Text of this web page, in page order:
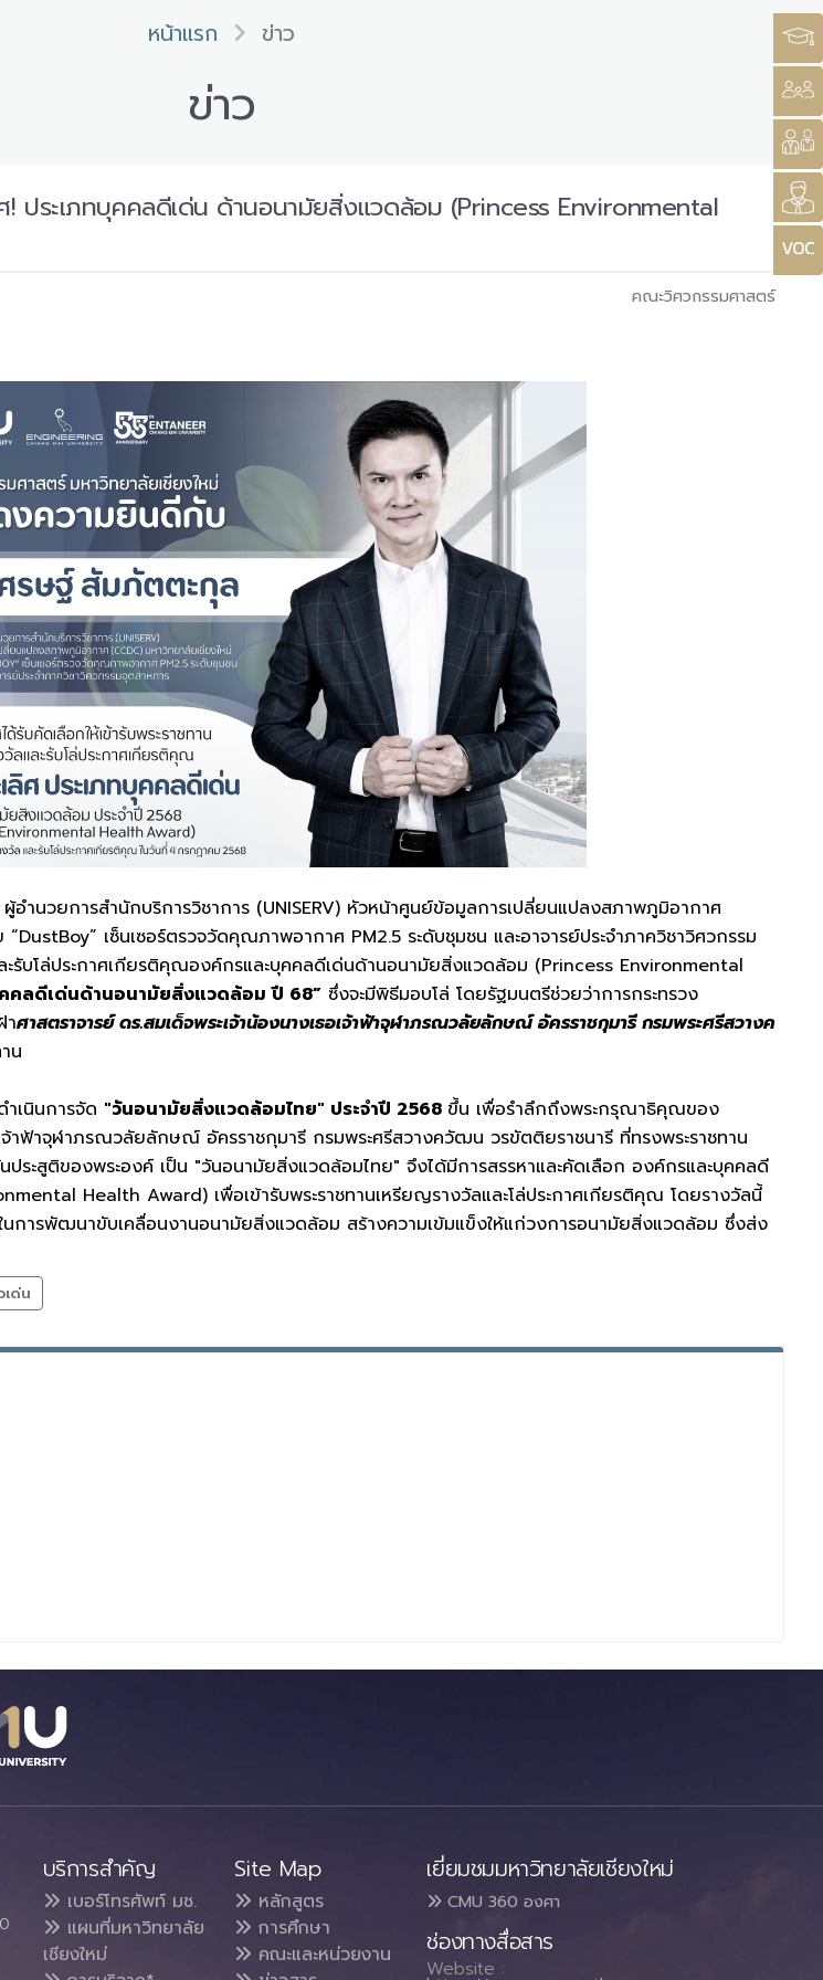
หน้าแรก ข่าว
ข่าว
! ประเภทบุคคลดีเด่น ด้านอนามัยสิ่งแวดล้อม (Princess Environmental
คณะวิศวกรรมศาสตร์
ผู้อำนวยการสำนักบริการวิชาการ (UNISERV) หัวหน้าศูนย์ข้อมูลการเปลี่ยนแปลงสภาพภูมิอากาศ
เซ็นเซอร์ตรวจวัดคุณภาพอากาศ PM2.5 ระดับชุมชน และอาจารย์ประจำภาควิชาวิศวกรรม
ะรับโล่ประกาศเกียรติคุณองค์กรและบุคคลดีเด่นด้านอนามัยสิ่งแวดล้อม (Princess Environmental
คคลดีเด่นด้านอนามัยสิ่งแวดล้อม ปี 68” ซึ่งจะมีพิธีมอบโล่ โดยรัฐมนตรีช่วยว่าการกระทรวง
าศาสตราจารย์ ดร.สมเด็จพระเจ้าน้องนางเธอเจ้าฟ้าจุฬาภรณวลัยลักษณ์ อัครราชกุมารี กรมพระศรีสวางค
น
เนินการจัด "วันอนามัยสิ่งแวดล้อมไทย" ประจำปี 2568 ขึ้น เพื่อรำลึกถึงพระกรุณาธิคุณของ
จ้าฟ้าจุฬาภรณวลัยลักษณ์ อัครราชกุมารี กรมพระศรีสวางควัฒน วรขัตติยราชนารี ที่ทรงพระราชทาน
ะสูติของพระองค์ เป็น "วันอนามัยสิ่งแวดล้อมไทย" จึงได้มีการสรรหาและคัดเลือก องค์กรและบุคคลดี
Health Award) เพื่อเข้ารับพระราชทานเหรียญรางวัลและโล่ประกาศเกียรติคุณ โดยรางวัลนี้
การพัฒนาขับเคลื่อนงานอนามัยสิ่งแวดล้อม สร้างความเข้มแข็งให้แก่วงการอนามัยสิ่งแวดล้อม ซึ่งส่ง
เด่น
บริการสำคัญ
เบอร์โทรศัพท์ มช.
แผนที่มหาวิทยาลัย
เชียงใหม่
Site Map
หลักสูตร
การศึกษา
คณะและหน่วยงาน
เยี่ยมชมมหาวิทยาลัยเชียงใหม่
CMU 360 องศา
ช่องทางสื่อสาร
Website :